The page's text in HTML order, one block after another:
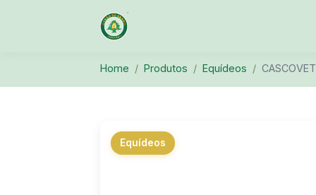
Home Produtos Equídeos CASCOVET
Equídeos